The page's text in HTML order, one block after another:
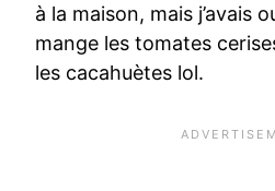
à la maison, mais j’avais
mange les tomates
les cacahuètes lol.